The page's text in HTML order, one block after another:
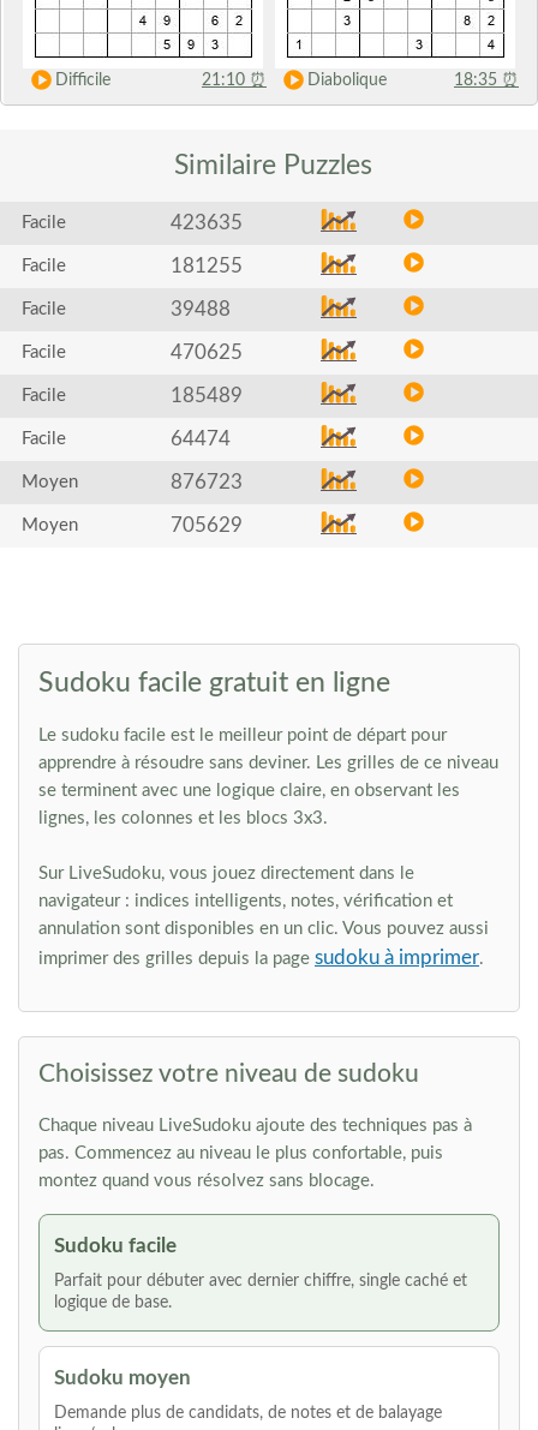
Difficile 21:10 ⏰ Diabolique 18:35 ⏰
Similaire Puzzles
Facile 423635
Facile 181255
Facile 39488
Facile 470625
Facile 185489
Facile 64474
Moyen 876723
Moyen 705629
Sudoku facile gratuit en ligne
Le sudoku facile est le meilleur point de départ pour
apprendre à résoudre sans deviner. Les grilles de ce niveau
se terminent avec une logique claire, en observant les
lignes, les colonnes et les blocs 3x3.
Sur LiveSudoku, vous jouez directement dans le
navigateur : indices intelligents, notes, vérification et
annulation sont disponibles en un clic. Vous pouvez aussi
imprimer des grilles depuis la page sudoku à imprimer.
Choisissez votre niveau de sudoku
Chaque niveau LiveSudoku ajoute des techniques pas à
pas. Commencez au niveau le plus confortable, puis
montez quand vous résolvez sans blocage.
Sudoku facile
Parfait pour débuter avec dernier chiffre, single caché et
logique de base.
Sudoku moyen
Demande plus de candidats, de notes et de balayage